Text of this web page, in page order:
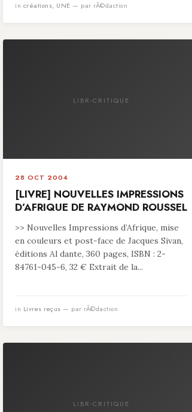
in créations, UNE — par rÃ©daction
LIBR-CRITIQUE
28 OCT 2004
[LIVRE] NOUVELLES IMPRESSIONS
D’AFRIQUE DE RAYMOND ROUSSEL
>> Nouvelles Impressions d’Afrique, mise
en couleurs et post-face de Jacques Sivan,
éditions Al dante, 360 pages, ISBN : 2-
84761-045-6, 32 € Extrait de la...
in Livres reçus — par rÃ©daction
LIBR-CRITIQUE